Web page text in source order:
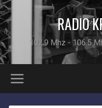
RADIO
102.9 Mhz - 106.5